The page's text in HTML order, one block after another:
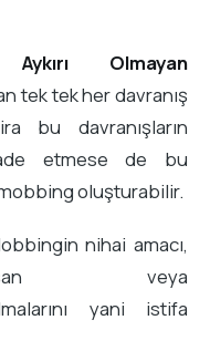
Olmayan
tek tek her davranış
bu davranışların
etmese de bu
oluşturabilir.
nihai amacı,
veya
yani istifa